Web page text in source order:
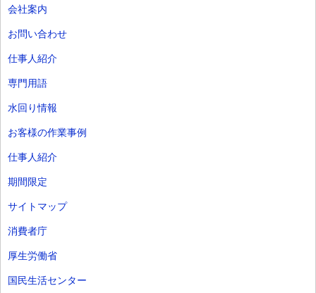
会社案内
お問い合わせ
仕事人紹介
専門用語
水回り情報
お客様の作業事例
仕事人紹介
期間限定
サイトマップ
消費者庁
厚生労働省
国民生活センター